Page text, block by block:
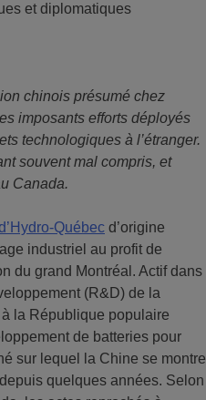
et diplomatiques
chinois présumé chez
imposants efforts déployés
technologiques à l’étranger.
souvent mal compris, et
Canada.
Québec d’origine
industriel au profit de
du grand Montréal. Actif dans
(R&D) de la
la République populaire
de batteries pour
sur lequel la Chine se montre
depuis quelques années. Selon